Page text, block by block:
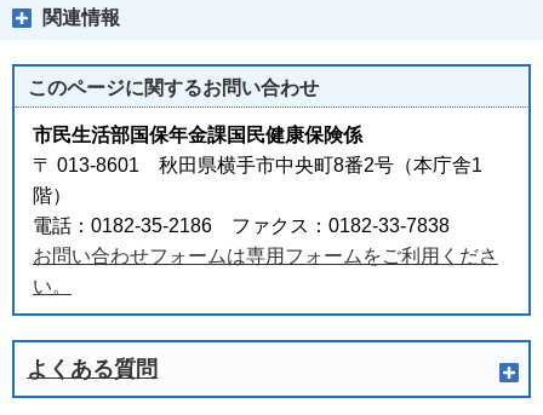
関連情報
このページに関するお問い合わせ
市民生活部国保年金課国民健康保険係
〒 013-8601 秋田県横手市中央町8番2号（本庁舎1
階）
電話：0182-35-2186 ファクス：0182-33-7838
お問い合わせフォームは専用フォームをご利用くださ
い。
よくある質問